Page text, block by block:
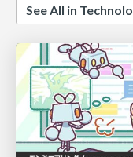
See All in